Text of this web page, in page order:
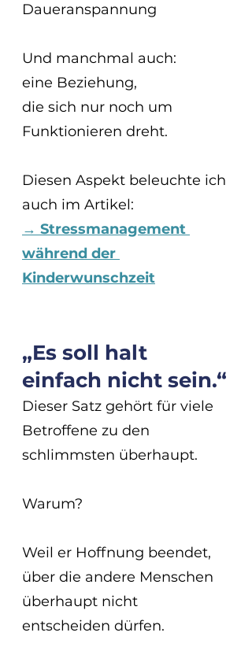
Daueranspannung
Und manchmal auch:
eine Beziehung,
die sich nur noch um
Funktionieren dreht.
Diesen Aspekt beleuchte ich
auch im Artikel:
→ Stressmanagement
während der
Kinderwunschzeit
„Es soll halt
einfach nicht sein.“
Dieser Satz gehört für viele
Betroffene zu den
schlimmsten überhaupt.
Warum?
Weil er Hoffnung beendet,
über die andere Menschen
überhaupt nicht
entscheiden dürfen.